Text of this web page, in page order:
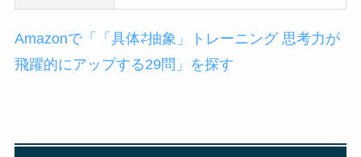
Amazonで「「具体⇄抽象」トレーニング 思考力が
飛躍的にアップする29問」を探す